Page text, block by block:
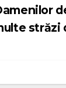
străzi